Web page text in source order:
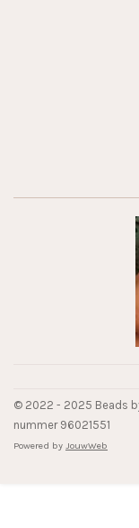
© 2022 - 2025 Beads
nummer 96021551
Powered by JouwWeb